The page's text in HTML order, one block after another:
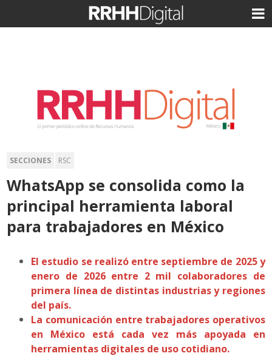
SECCIONES RSC
WhatsApp se consolida como la
principal herramienta laboral
para trabajadores en México
El estudio se realizó entre septiembre de 2025 y
enero de 2026 entre 2 mil colaboradores de
primera línea de distintas industrias y regiones
del país.
La comunicación entre trabajadores operativos
en México está cada vez más apoyada en
herramientas digitales de uso cotidiano.